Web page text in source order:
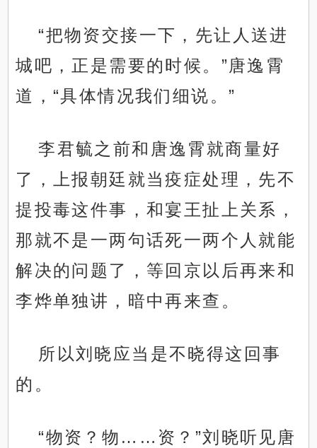
“把物资交接一下，先让人送进
城吧，正是需要的时候。”唐逸霄
道，“具体情况我们细说。”
李君毓之前和唐逸霄就商量好
了，上报朝廷就当疫症处理，先不
提投毒这件事，和宴王扯上关系，
那就不是一两句话死一两个人就能
解决的问题了，等回京以后再来和
李烨单独讲，暗中再来查。
所以刘晓应当是不晓得这回事
的。
“物资？物……资？”刘晓听见唐